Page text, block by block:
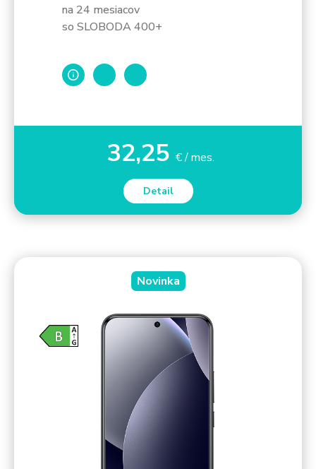
na 24 mesiacov
so SLOBODA 400+
32,25 € / mes.
Detail
Novinka